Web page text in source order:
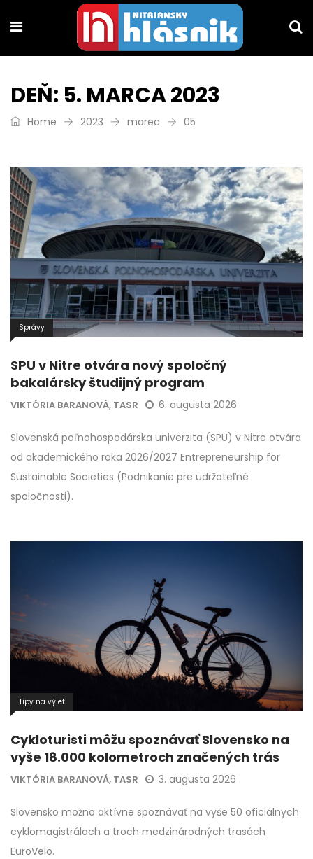
DEŇ: 5. MARCA 2023
Home 2023 marec 05
Správy
SPU v Nitre otvára nový spoločný
bakalársky študijný program
VIKTÓRIA BARANOVÁ, TASR 6. augusta 2026
Slovenská poľnohospodárska univerzita (SPU) v Nitre otvára
od akademického roka 2026/2027 Entrepreneurship for
Sustainable Societies (Podnikanie pre udržateľné
spoločnosti).
Tipy na výlet
Cykloturisti môžu spoznávať Slovensko na
vyše 18.000 kolometroch značených trás
VIKTÓRIA BARANOVÁ, TASR 3. augusta 2026
Slovensko možno aktívne spoznávať na vyše 50 oficiálnych
cyklomagistrálach a troch medzinárodných trasách
EuroVelo.